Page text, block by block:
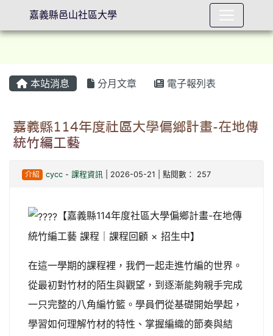
本站消息 分月文章 電子報列表
嘉義縣114年度社區大學偏鄉計畫-在地傳
統竹編工藝
介紹 cycc- 課程資訊| 2026-05-21 | 點閱數： 257
【嘉義縣114年度社區大學偏鄉計畫-在地傳
統竹編工藝 課程｜課程回顧 × 招生中】
在這一學期的課程裡，我們一起走進竹編的世界。
從最初對竹材的陌生與觀望，到逐漸能夠親手完成
一只完整的八角編竹籃。學員們從基礎開始學起，
學習如何理解竹材的特性、掌握編織的節奏與結
嘉義縣邑山社區大學